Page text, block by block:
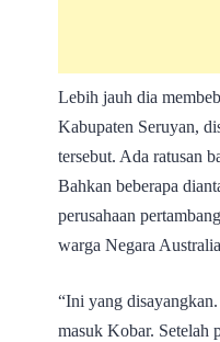
Lebih jauh dia
Kabupaten Seruyan,
tersebut. Ada ratusan
Bahkan beberapa
perusahaan
warga Negara
“Ini yang
masuk Kobar. Setelah